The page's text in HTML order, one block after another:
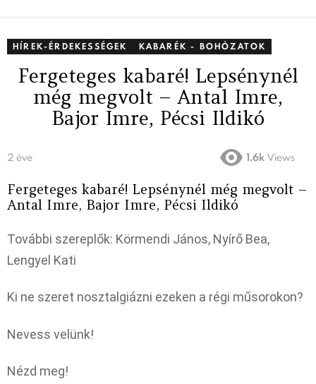
HÍREK-ÉRDEKESSÉGEK KABARÉK - BOHÓZATOK
Fergeteges kabaré! Lepsénynél
még megvolt – Antal Imre,
Bajor Imre, Pécsi Ildikó
2 éve 1.6k Views
Fergeteges kabaré! Lepsénynél még megvolt –
Antal Imre, Bajor Imre, Pécsi Ildikó
További szereplők: Körmendi János, Nyírő Bea,
Lengyel Kati
Ki ne szeret nosztalgiázni ezeken a régi műsorokon?
Nevess velünk!
Nézd meg!